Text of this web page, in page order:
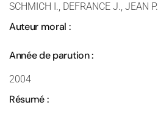
SCHMICH I., DEFRANCE J., JEAN P.
Auteur moral :
Année de parution :
2004
Résumé :